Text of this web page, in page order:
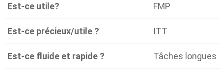
Est-ce utile? FMP
Est-ce précieux/utile ? ITT
Est-ce fluide et rapide ? Tâches longues